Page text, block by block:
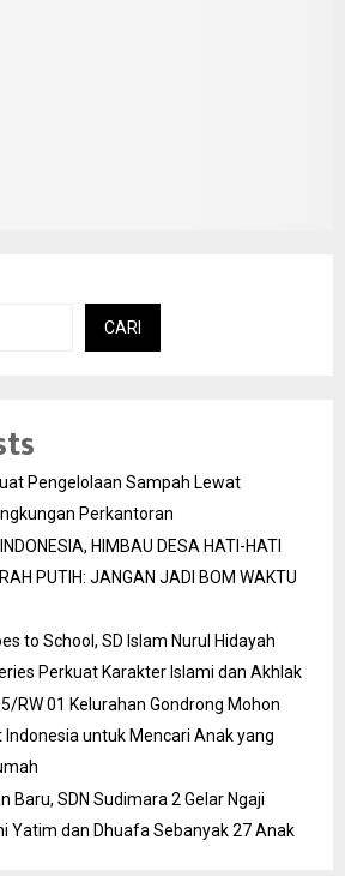
CARI
Pengelolaan Sampah Lewat
Perkantoran
HIMBAU DESA HATI-HATI
PUTIH: JANGAN JADI BOM WAKTU
to School, SD Islam Nurul Hidayah
Perkuat Karakter Islami dan Akhlak
RW 01 Kelurahan Gondrong Mohon
untuk Mencari Anak yang
Baru, SDN Sudimara 2 Gelar Ngaji
Yatim dan Dhuafa Sebanyak 27 Anak